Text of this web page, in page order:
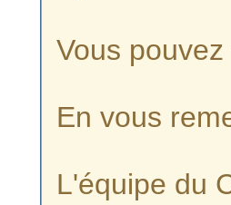
Vous
En vous
L'équipe du